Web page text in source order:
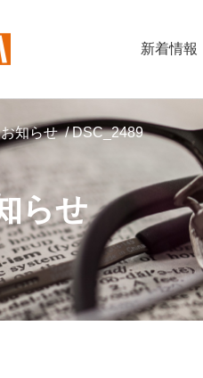
新着情報
らせ
お知らせ DSC_2489